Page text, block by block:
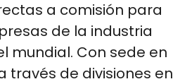
a comisión para
de la industria
mundial. Con sede en
través de divisiones en